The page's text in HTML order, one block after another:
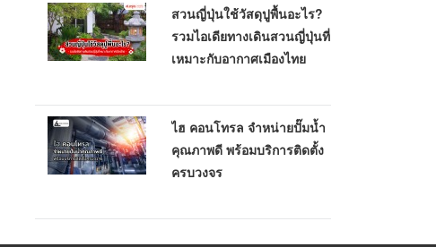
สวนญี่ปุ่นใช้วัสดุปูพื้นอะไร?
รวมไอเดียทางเดินสวนญี่ปุ่นที่
เหมาะกับอากาศเมืองไทย
ไฮ คอนโทรล จำหน่ายปั๊มน้ำ
คุณภาพดี พร้อมบริการติดตั้ง
ครบวงจร